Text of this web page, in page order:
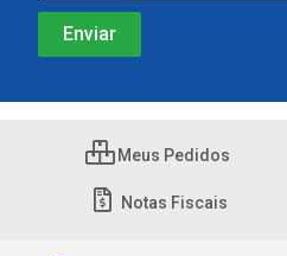
Meus Pedidos
Notas Fiscais